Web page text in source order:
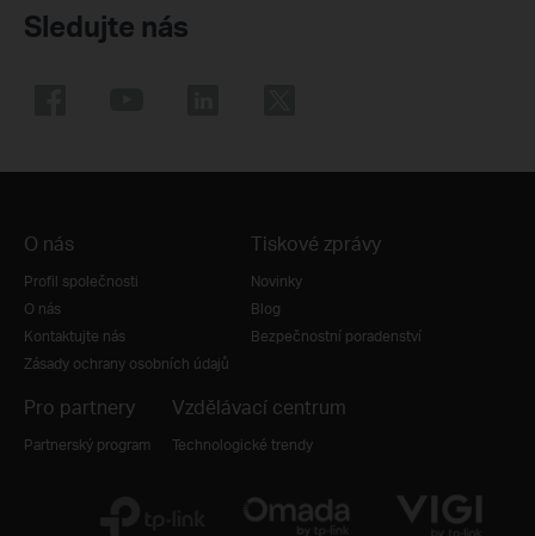
Sledujte nás
O nás
Profil společnosti
O nás
Kontaktujte nás
Zásady ochrany osobních údajů
Tiskové zprávy
Novinky
Blog
Bezpečnostní poradenství
Pro partnery
Partnerský program
Vzdělávací centrum
Technologické trendy